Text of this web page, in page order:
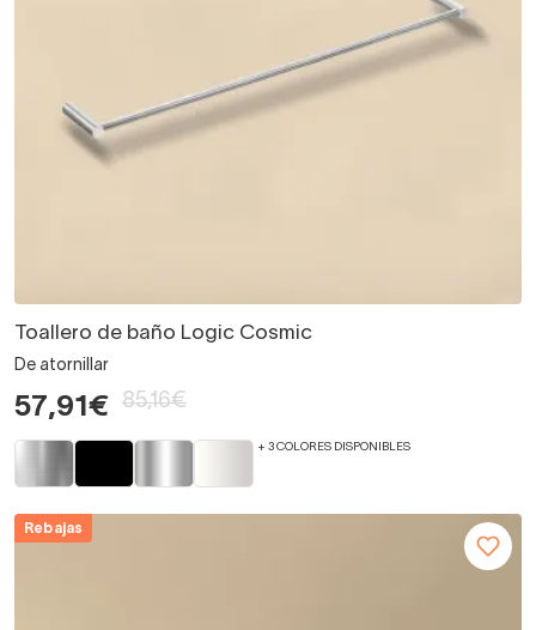
Toallero de baño Logic Cosmic
De atornillar
57,91€ 85,16€
+ 3 COLORES DISPONIBLES
Rebajas